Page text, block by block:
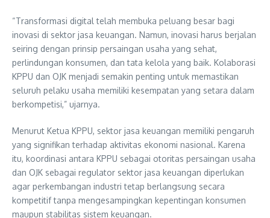
“Transformasi digital telah membuka peluang besar bagi
inovasi di sektor jasa keuangan. Namun, inovasi harus berjalan
seiring dengan prinsip persaingan usaha yang sehat,
perlindungan konsumen, dan tata kelola yang baik. Kolaborasi
KPPU dan OJK menjadi semakin penting untuk memastikan
seluruh pelaku usaha memiliki kesempatan yang setara dalam
berkompetisi,” ujarnya.
Menurut Ketua KPPU, sektor jasa keuangan memiliki pengaruh
yang signifikan terhadap aktivitas ekonomi nasional. Karena
itu, koordinasi antara KPPU sebagai otoritas persaingan usaha
dan OJK sebagai regulator sektor jasa keuangan diperlukan
agar perkembangan industri tetap berlangsung secara
kompetitif tanpa mengesampingkan kepentingan konsumen
maupun stabilitas sistem keuangan.